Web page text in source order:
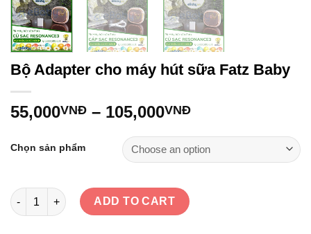
Bộ Adapter cho máy hút sữa Fatz Baby
55,000VNĐ – 105,000VNĐ
Chọn sản phẩm
Bộ Adapter cho máy hút sữa Fatz Baby quantity
ADD TO CART